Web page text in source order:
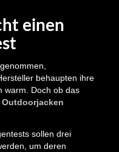
einen
behaupten ihre
warm. Doch ob das
Outdoorjacken
sollen drei
um deren